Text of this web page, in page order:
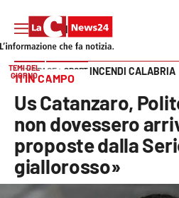
SEZIONI
Cronaca
Politica
Vai
TEMI DEL
GIORNO
INCENDI CALABRIA
HOME PAGE SPORT
11 IN CAMPO
Us Catanzaro,
non dovessero
proposte dalla
giallorosso»